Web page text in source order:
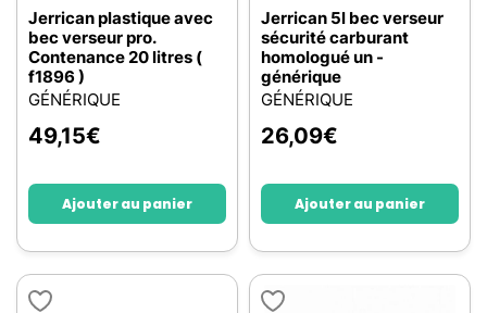
Jerrican plastique avec
bec verseur pro.
Contenance 20 litres (
f1896 )
GÉNÉRIQUE
49,15€
Ajouter au panier
Jerrican 5l bec verseur
sécurité carburant
homologué un -
générique
GÉNÉRIQUE
26,09€
Ajouter au panier